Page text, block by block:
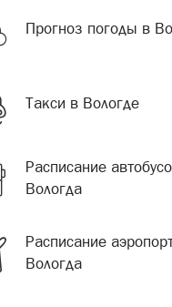
Прогноз погоды в
Такси в Вологде
Расписание
Вологда
Расписание
Вологда